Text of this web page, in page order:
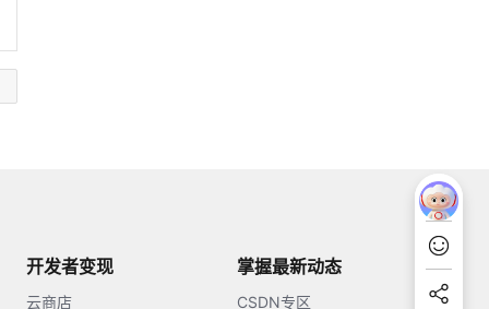
开发者变现
云商店
掌握最新动态
CSDN专区